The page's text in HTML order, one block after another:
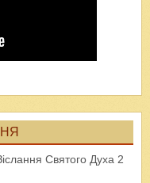
Святого Духа 2